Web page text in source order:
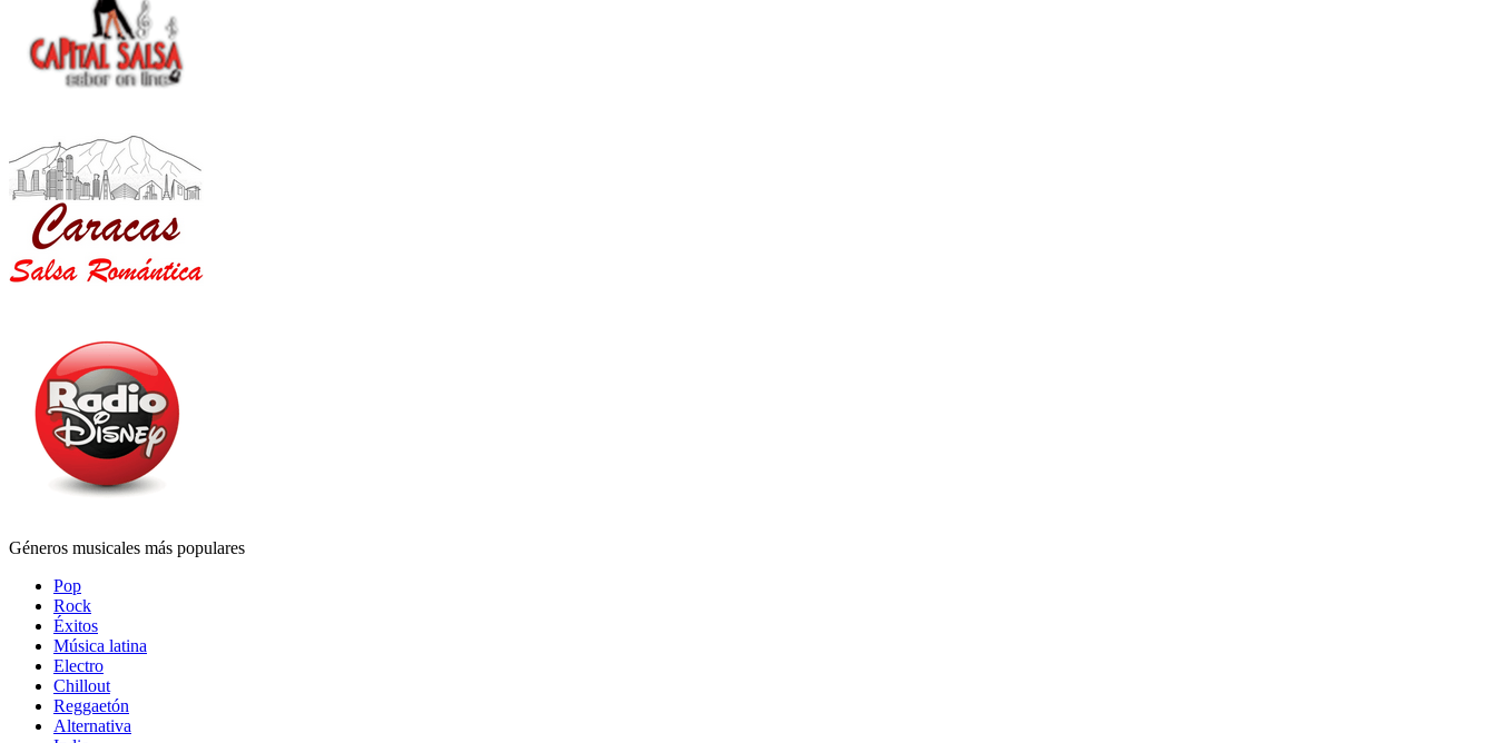
Géneros musicales más populares
Pop
Rock
Éxitos
Música latina
Electro
Chillout
Reggaetón
Alternativa